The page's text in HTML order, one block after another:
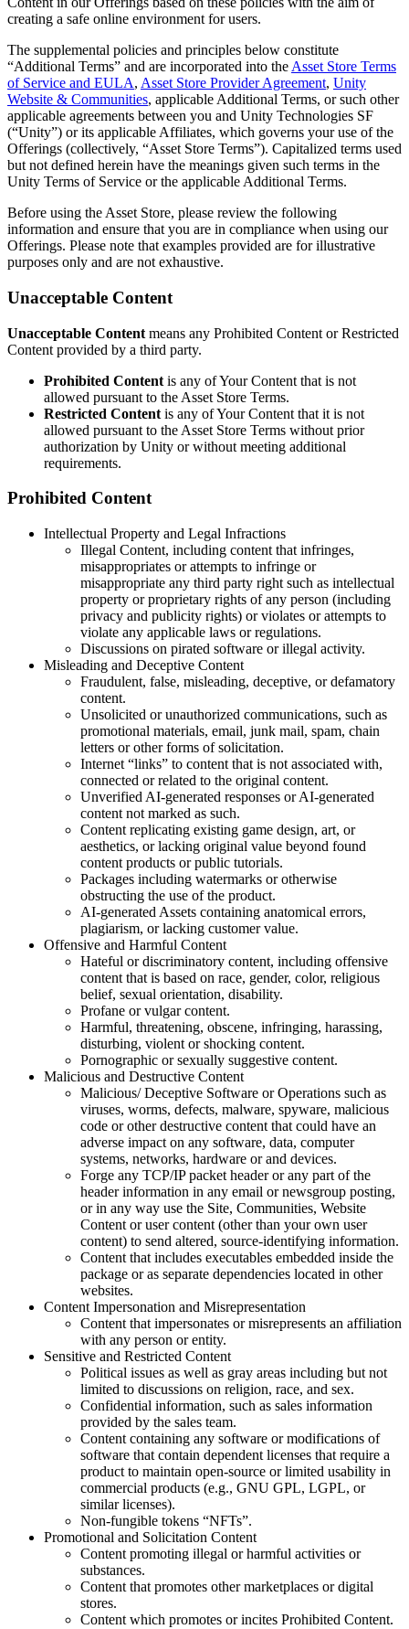
Einblicke nach dem Start und Live-Spielbetrieb
Wachsen Sie
Nutzerakquisition
Entdecken Sie und gewinnen Sie mobile Benutzer
In-App-Käufe
IAP Management über Filialen und D2C hinweg
Monetarisierung
Verbinden Sie Spieler mit den richtigen Spielen
Werben mit Unity
Monetarisieren mit Unity
Anwendungsfälle
Mobile Spiele
Indie-Spiele
Große Spiele mit kleinen Teams veröffentlichen
XR-Spiele
XR-Spiele plattformübergreifend starten
Multiplayer-Spiele
Vereinfachte Entwicklung von Multiplayer-Spielen
In-Store-Erlebnisse in Online-Erlebnisse umwandeln
Automobilindustrie
Innovation und Erlebnisse im Auto fördern
Alle Branchen anzeigen
Einblicke
Fallstudien
Erfolgsgeschichten aus der Praxis
Best-Practice-Leitfäden
Experten Tipps und Tricks
Demos
Demos, Beispiele und Bausteine
Neues
Blog
Aktualisierungen, Informationen und technische Tipps
Neuigkeiten
Schließen Sie sich Entwicklern, Kreativen und Insidern an
Unity Awards
Feier der Unity-Schöpfer weltweit
Umsetzbare Tipps und bewährte Verfahren
Bildung
Für Studierende
Starten Sie Ihre Karriere
Für Lehrkräfte
Optimieren Sie Ihr Lehren
Lizenzstipendium für Bildungseinrichtungen
Bringen Sie die Kraft von Unity in Ihre Institution
Zertifizierungen
Beweisen Sie Ihre Unity-Meisterschaft
creating a safe online environment for users.
The supplemental policies and principles below constitute
“Additional Terms” and are incorporated into the Asset Store Terms
of Service and EULA, Asset Store Provider Agreement, Unity
Website & Communities, applicable Additional Terms, or such other
applicable agreements between you and Unity Technologies SF
(“Unity”) or its applicable Affiliates, which governs your use of the
Offerings (collectively, “Asset Store Terms”). Capitalized terms used
but not defined herein have the meanings given such terms in the
Unity Terms of Service or the applicable Additional Terms.
Before using the Asset Store, please review the following
information and ensure that you are in compliance when using our
Offerings. Please note that examples provided are for illustrative
purposes only and are not exhaustive.
Unacceptable Content
Unacceptable Content means any Prohibited Content or Restricted
Content provided by a third party.
Prohibited Content is any of Your Content that is not
allowed pursuant to the Asset Store Terms.
Restricted Content is any of Your Content that it is not
allowed pursuant to the Asset Store Terms without prior
authorization by Unity or without meeting additional
requirements.
Prohibited Content
Intellectual Property and Legal Infractions
Illegal Content, including content that infringes,
misappropriates or attempts to infringe or
misappropriate any third party right such as intellectual
property or proprietary rights of any person (including
privacy and publicity rights) or violates or attempts to
violate any applicable laws or regulations.
Discussions on pirated software or illegal activity.
Misleading and Deceptive Content
Fraudulent, false, misleading, deceptive, or defamatory
content.
Unsolicited or unauthorized communications, such as
promotional materials, email, junk mail, spam, chain
letters or other forms of solicitation.
Internet “links” to content that is not associated with,
connected or related to the original content.
Unverified AI-generated responses or AI-generated
content not marked as such.
Content replicating existing game design, art, or
aesthetics, or lacking original value beyond found
content products or public tutorials.
Packages including watermarks or otherwise
obstructing the use of the product.
AI-generated Assets containing anatomical errors,
plagiarism, or lacking customer value.
Offensive and Harmful Content
Hateful or discriminatory content, including offensive
content that is based on race, gender, color, religious
belief, sexual orientation, disability.
Profane or vulgar content.
Harmful, threatening, obscene, infringing, harassing,
disturbing, violent or shocking content.
Pornographic or sexually suggestive content.
Malicious and Destructive Content
Malicious/ Deceptive Software or Operations such as
viruses, worms, defects, malware, spyware, malicious
code or other destructive content that could have an
adverse impact on any software, data, computer
systems, networks, hardware or and devices.
Forge any TCP/IP packet header or any part of the
header information in any email or newsgroup posting,
or in any way use the Site, Communities, Website
Content or user content (other than your own user
content) to send altered, source-identifying information.
Content that includes executables embedded inside the
package or as separate dependencies located in other
websites.
Content Impersonation and Misrepresentation
Content that impersonates or misrepresents an affiliation
with any person or entity.
Sensitive and Restricted Content
Political issues as well as gray areas including but not
limited to discussions on religion, race, and sex.
Confidential information, such as sales information
provided by the sales team.
Content containing any software or modifications of
software that contain dependent licenses that require a
product to maintain open-source or limited usability in
commercial products (e.g., GNU GPL, LGPL, or
similar licenses).
Non-fungible tokens “NFTs”.
Promotional and Solicitation Content
Content promoting illegal or harmful activities or
substances.
Content that promotes other marketplaces or digital
stores.
Content which promotes or incites Prohibited Content.